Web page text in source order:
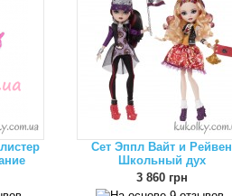
Сет Эппл Вайт и Рейвен
Школьный дух
3 860 грн